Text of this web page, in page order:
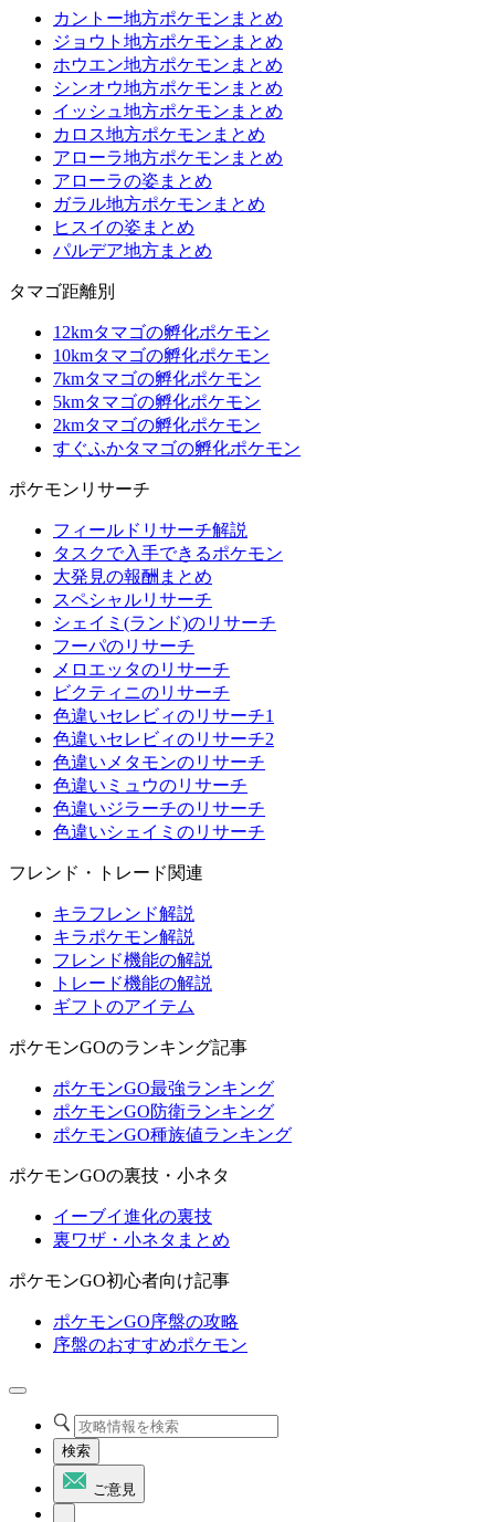
カントー地方ポケモンまとめ
ジョウト地方ポケモンまとめ
ホウエン地方ポケモンまとめ
シンオウ地方ポケモンまとめ
イッシュ地方ポケモンまとめ
カロス地方ポケモンまとめ
アローラ地方ポケモンまとめ
アローラの姿まとめ
ガラル地方ポケモンまとめ
ヒスイの姿まとめ
パルデア地方まとめ
タマゴ距離別
12kmタマゴの孵化ポケモン
10kmタマゴの孵化ポケモン
7kmタマゴの孵化ポケモン
5kmタマゴの孵化ポケモン
2kmタマゴの孵化ポケモン
すぐふかタマゴの孵化ポケモン
ポケモンリサーチ
フィールドリサーチ解説
タスクで入手できるポケモン
大発見の報酬まとめ
スペシャルリサーチ
シェイミ(ランド)のリサーチ
フーパのリサーチ
メロエッタのリサーチ
ビクティニのリサーチ
色違いセレビィのリサーチ1
色違いセレビィのリサーチ2
色違いメタモンのリサーチ
色違いミュウのリサーチ
色違いジラーチのリサーチ
色違いシェイミのリサーチ
フレンド・トレード関連
キラフレンド解説
キラポケモン解説
フレンド機能の解説
トレード機能の解説
ギフトのアイテム
ポケモンGOのランキング記事
ポケモンGO最強ランキング
ポケモンGO防衛ランキング
ポケモンGO種族値ランキング
ポケモンGOの裏技・小ネタ
イーブイ進化の裏技
裏ワザ・小ネタまとめ
ポケモンGO初心者向け記事
ポケモンGO序盤の攻略
序盤のおすすめポケモン
検索
ご意見